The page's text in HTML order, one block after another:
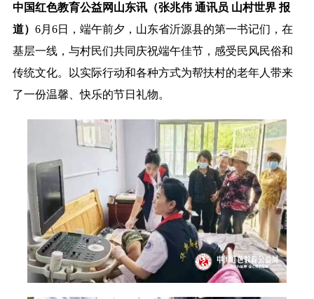
中国红色教育公益网山东讯（张兆伟 通讯员 山村世界 报
道） 6月6日，端午前夕，山东省沂源县的第一书记们，在
基层一线，与村民们共同庆祝端午佳节，感受民风民俗和
传统文化。以实际行动和各种方式为帮扶村的老年人带来
了一份温馨、快乐的节日礼物。